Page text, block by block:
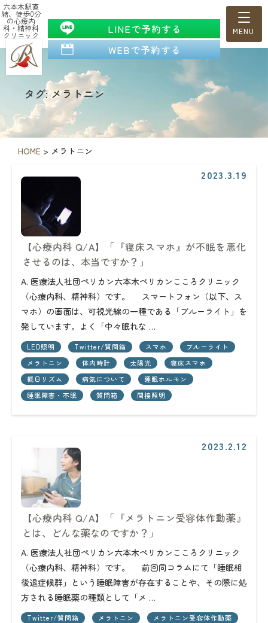
六本木駅直
結、徒歩0分
の心療内
科・精神科
クリニック
LINEで予約する
WEBで予約する
タグ: メラトニン
HOME > メラトニン
2023.3.19
【心療内科 Q/A】「『寝床スマホ』が不眠を悪化
させるのは、本当ですか？」
A. 医療法人社団ペリカン六本木ペリカンこころクリニック
（心療内科、精神科）です。 スマートフォン（以下、ス
マホ）の画面は、可視光線の一種である「ブルーライト」を
発しています。よく「中々眠れな …
LED照明 Twitter/質問箱 スマホ
ブルーライト
メラトニン
体内時計 太陽光
寝床スマホ
概日リズム
病気について
睡眠ホルモン
睡眠障害・不眠
質問箱 間接照明
2023.2.12
【心療内科 Q/A】「『メラトニン受容体作動薬』
とは、どんな薬なのですか？」
A. 医療法人社団ペリカン六本木ペリカンこころクリニック
（心療内科、精神科）です。 前回同コラムにて「睡眠相
後退症候群」という睡眠障害が存在することや、その際に処
方される睡眠薬の種類として「メ …
Twitter/質問箱 メラトニン
メラトニン受容体作動薬